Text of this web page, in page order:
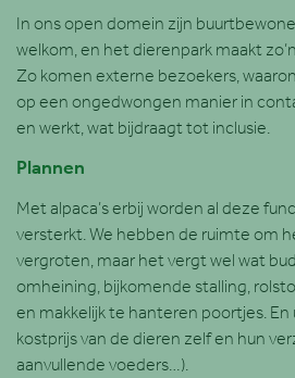
In ons open domein zijn
welkom, en het dierenpark maakt
Zo komen externe bezoekers,
op een ongedwongen manier in
en werkt, wat bijdraagt tot inclusie.
Plannen
Met alpaca’s erbij worden al deze
versterkt. We hebben de ruimte om
vergroten, maar het vergt wel wat
omheining, bijkomende stalling,
en makkelijk te hanteren poortjes. En
kostprijs van de dieren zelf en hun
aanvullende voeders…).